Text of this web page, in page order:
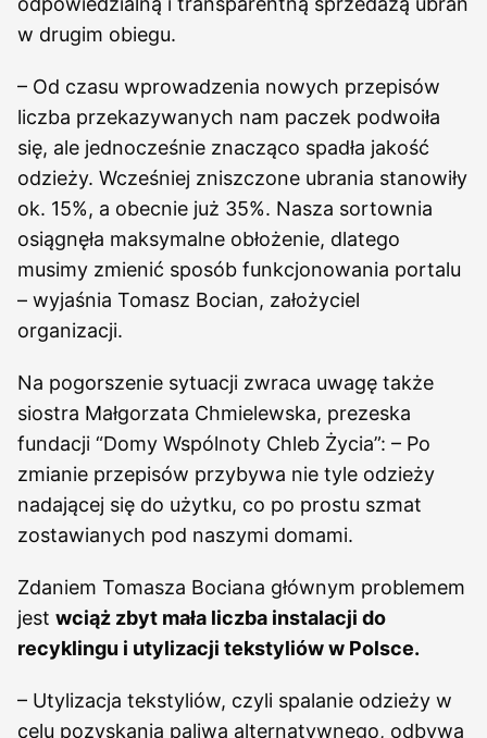
w drugim obiegu.
– Od czasu wprowadzenia nowych przepisów
liczba przekazywanych nam paczek podwoiła
się, ale jednocześnie znacząco spadła jakość
odzieży. Wcześniej zniszczone ubrania stanowiły
ok. 15%, a obecnie już 35%. Nasza sortownia
osiągnęła maksymalne obłożenie, dlatego
musimy zmienić sposób funkcjonowania portalu
– wyjaśnia Tomasz Bocian, założyciel
organizacji.
Na pogorszenie sytuacji zwraca uwagę także
siostra Małgorzata Chmielewska, prezeska
fundacji “Domy Wspólnoty Chleb Życia”: – Po
zmianie przepisów przybywa nie tyle odzieży
nadającej się do użytku, co po prostu szmat
zostawianych pod naszymi domami.
Zdaniem Tomasza Bociana głównym problemem
jest wciąż zbyt mała liczba instalacji do
recyklingu i utylizacji tekstyliów w Polsce.
– Utylizacja tekstyliów, czyli spalanie odzieży w
celu pozyskania paliwa alternatywnego, odbywa